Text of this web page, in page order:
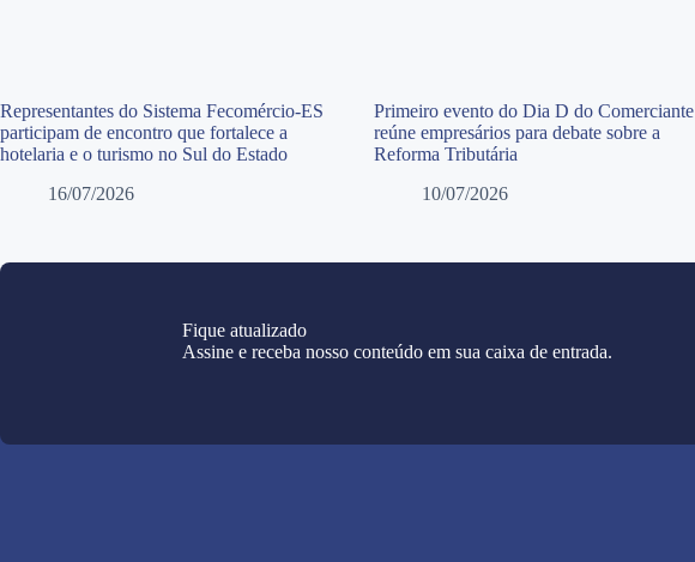
Representantes do Sistema Fecomércio-ES
participam de encontro que fortalece a
hotelaria e o turismo no Sul do Estado
16/07/2026
Primeiro evento do Dia D do Comerciante
reúne empresários para debate sobre a
Reforma Tributária
10/07/2026
Fique atualizado
Assine e receba nosso conteúdo em sua caixa de entrada.